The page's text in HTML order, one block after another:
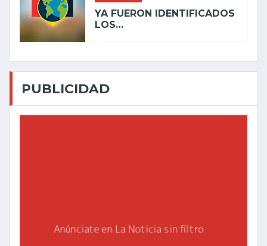
YA FUERON IDENTIFICADOS
LOS…
PUBLICIDAD